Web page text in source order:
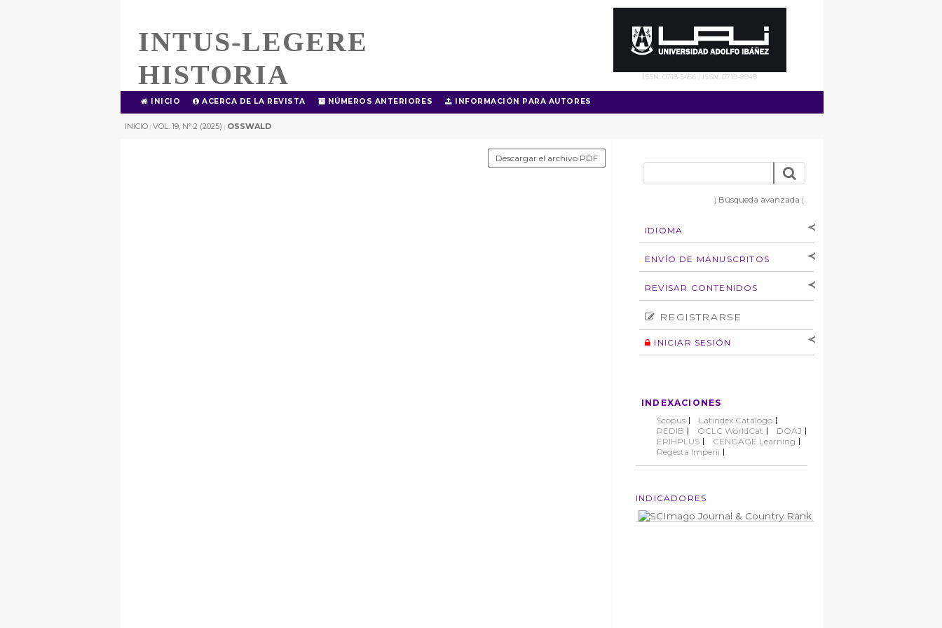
INTUS-LEGERE
HISTORIA
ISSN: 0718-5456 / ISSN: 0719-8949
INICIO ACERCA DE LA REVISTA NÚMEROS ANTERIORES INFORMACIÓN PARA AUTORES
INICIO | VOL. 19, Nº 2 (2025) | OSSWALD
] Búsqueda avanzada [
IDIOMA
[Español ] [English]
ENVÍO DE MANUSCRITOS
autores
Derechos de autoría
Normas éticas
REVISAR CONTENIDOS
Número
Autor
REGISTRARSE
INICIAR SESIÓN
INDEXACIONES
Scopus
Latindex Catálogo
REDIB
OCLC WorldCat
DOAJ
ERIHPLUS
CENGAGE Learning
Regesta Imperii
INDICADORES
Descargar el archivo PDF